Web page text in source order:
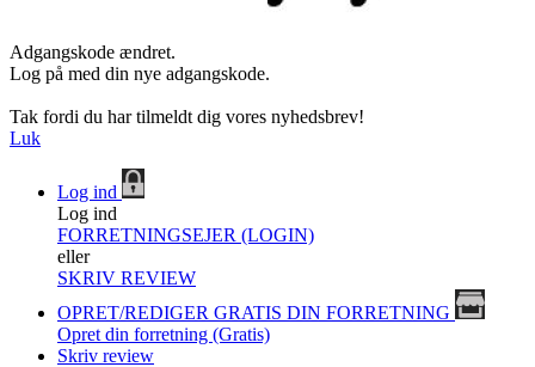
Adgangskode ændret.
Log på med din nye adgangskode.
Tak fordi du har tilmeldt dig vores nyhedsbrev!
Luk
Log ind
Log ind
FORRETNINGSEJER (LOGIN)
eller
SKRIV REVIEW
OPRET/REDIGER GRATIS DIN FORRETNING
Opret din forretning (Gratis)
Skriv review